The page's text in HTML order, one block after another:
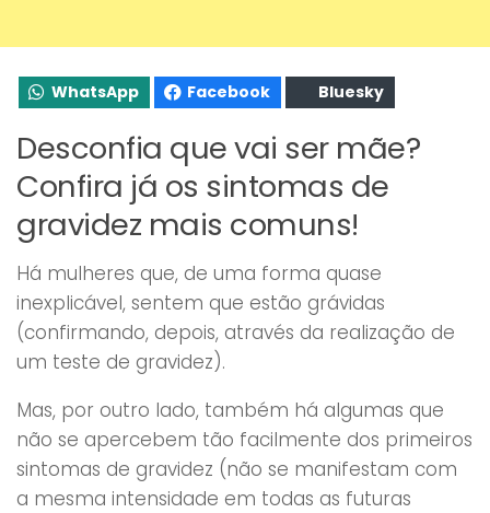
WhatsApp Facebook Bluesky
Desconfia que vai ser mãe?
Confira já os sintomas de
gravidez mais comuns!
Há mulheres que, de uma forma quase
inexplicável, sentem que estão grávidas
(confirmando, depois, através da realização de
um teste de gravidez).
Mas, por outro lado, também há algumas que
não se apercebem tão facilmente dos primeiros
sintomas de gravidez (não se manifestam com
a mesma intensidade em todas as futuras